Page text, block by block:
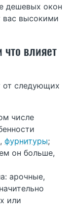
дешевых окон
вас высокими
влияет
от следующих
числе
, фурнитуры;
он больше,
арочные,
или